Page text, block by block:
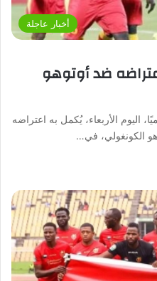
أخبار عاجلة
ضد أوتوهو
اليوم الأربعاء، يُكمل به اعتراضه